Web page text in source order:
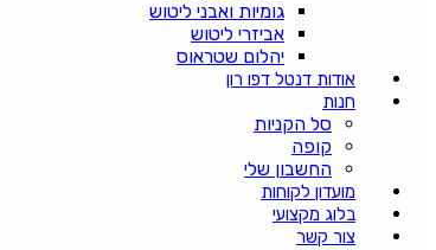
גומיות ואבני ליטוש
אביזרי ליטוש
יהלום שטראוס
אודות דנטל דפו רון
חנות
סל הקניות
קופה
החשבון שלי
מועדון לקוחות
בלוג מקצועי
צור קשר